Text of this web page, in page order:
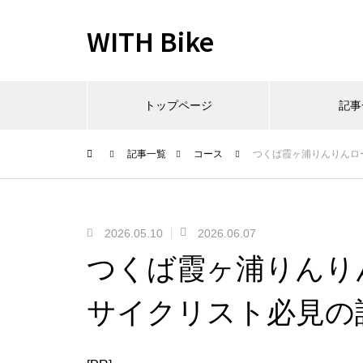
WITH Bike
トップページ 記
記事一覧 コース つくば霞ヶ浦りんりん
2026.05.10 2026.06.07
つくば霞ヶ浦りんり
サイクリスト必見の